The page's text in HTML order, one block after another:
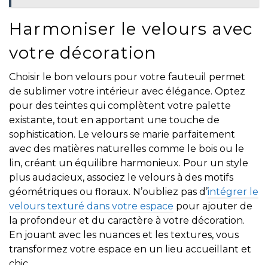
Harmoniser le velours avec
votre décoration
Choisir le bon velours pour votre fauteuil permet
de sublimer votre intérieur avec élégance. Optez
pour des teintes qui complètent votre palette
existante, tout en apportant une touche de
sophistication. Le velours se marie parfaitement
avec des matières naturelles comme le bois ou le
lin, créant un équilibre harmonieux. Pour un style
plus audacieux, associez le velours à des motifs
géométriques ou floraux. N’oubliez pas d’intégrer le
velours texturé dans votre espace pour ajouter de
la profondeur et du caractère à votre décoration.
En jouant avec les nuances et les textures, vous
transformez votre espace en un lieu accueillant et